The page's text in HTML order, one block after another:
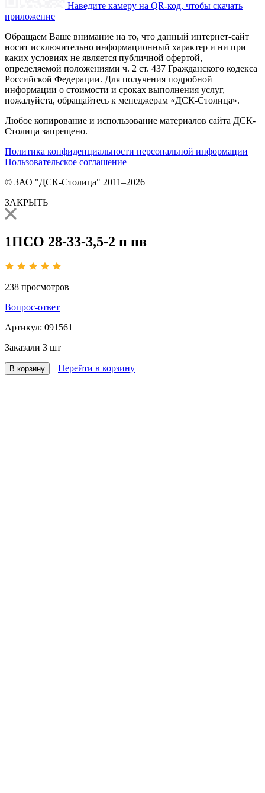
Наведите камеру на QR-код, чтобы скачать
приложение
Обращаем Ваше внимание на то, что данный интернет-сайт
носит исключительно информационный характер и ни при
каких условиях не является публичной офертой,
определяемой положениями ч. 2 ст. 437 Гражданского кодекса
Российской Федерации. Для получения подробной
информации о стоимости и сроках выполнения услуг,
пожалуйста, обращайтесь к менеджерам «ДСК-Столица».
Любое копирование и использование материалов сайта ДСК-
Столица запрещено.
Политика конфиденциальности персональной информации
Пользовательское соглашение
© ЗАО "ДСК-Столица" 2011–2026
ЗАКРЫТЬ
1ПСО 28-33-3,5-2 п пв
238 просмотров
Вопрос-ответ
Артикул: 091561
Заказали 3 шт
В корзину Перейти в корзину